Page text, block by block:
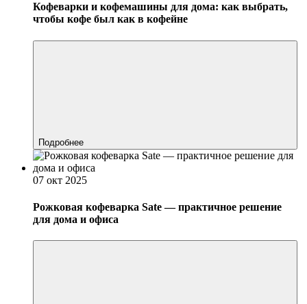
Кофеварки и кофемашины для дома: как выбрать,
чтобы кофе был как в кофейне
Подробнее
07 окт 2025
Рожковая кофеварка Sate — практичное решение
для дома и офиса